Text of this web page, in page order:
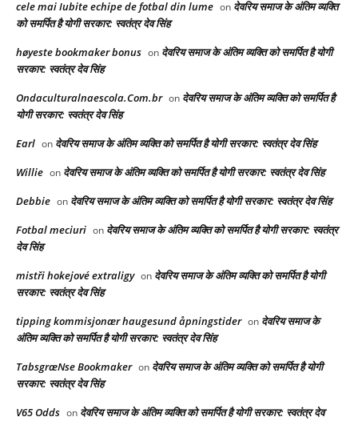
cele mai Iubite echipe de fotbal din lume on देवरिय समाज के अंतिम व्यक्ति
को समर्पित है योगी सरकार: स्वतंत्र देव सिंह
høyeste bookmaker bonus on देवरिय समाज के अंतिम व्यक्ति को समर्पित है योगी
सरकार: स्वतंत्र देव सिंह
Ondaculturalnaescola.Com.br on देवरिय समाज के अंतिम व्यक्ति को समर्पित है
योगी सरकार: स्वतंत्र देव सिंह
Earl on देवरिय समाज के अंतिम व्यक्ति को समर्पित है योगी सरकार: स्वतंत्र देव सिंह
Willie on देवरिय समाज के अंतिम व्यक्ति को समर्पित है योगी सरकार: स्वतंत्र देव सिंह
Debbie on देवरिय समाज के अंतिम व्यक्ति को समर्पित है योगी सरकार: स्वतंत्र देव सिंह
Fotbal meciuri on देवरिय समाज के अंतिम व्यक्ति को समर्पित है योगी सरकार: स्वतंत्र
देव सिंह
mistři hokejové extraligy on देवरिय समाज के अंतिम व्यक्ति को समर्पित है योगी
सरकार: स्वतंत्र देव सिंह
tipping kommisjonær haugesund åpningstider on देवरिय समाज के
अंतिम व्यक्ति को समर्पित है योगी सरकार: स्वतंत्र देव सिंह
TabsgræNse Bookmaker on देवरिय समाज के अंतिम व्यक्ति को समर्पित है योगी
सरकार: स्वतंत्र देव सिंह
V65 Odds on देवरिय समाज के अंतिम व्यक्ति को समर्पित है योगी सरकार: स्वतंत्र देव